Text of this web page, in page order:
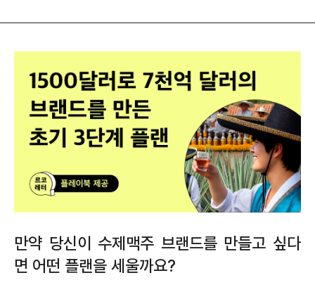
만약 당신이 수제맥주 브랜드를 만들고 싶다
면 어떤 플랜을 세울까요?